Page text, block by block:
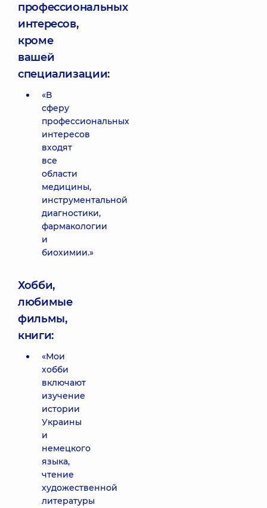
профессиональных
интересов,
кроме
вашей
специализации:
«В
сферу
профессиональных
интересов
входят
все
области
медицины,
инструментальной
диагностики,
фармакологии
и
биохимии.»
Хобби,
любимые
фильмы,
книги:
«Мои
хобби
включают
изучение
истории
Украины
и
немецкого
языка,
чтение
художественной
литературы